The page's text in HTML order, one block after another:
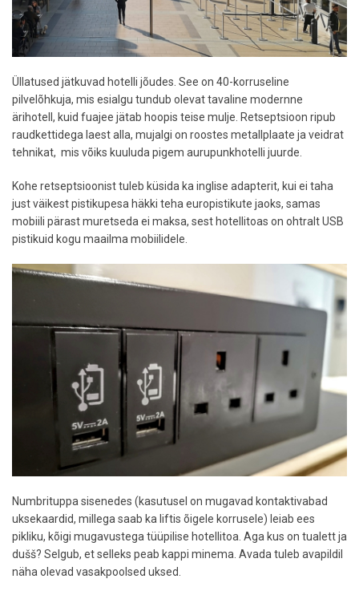
Üllatused jätkuvad hotelli jõudes. See on 40-korruseline
pilvelõhkuja, mis esialgu tundub olevat tavaline modernne
ärihotell, kuid fuajee jätab hoopis teise mulje. Retseptsioon ripub
raudkettidega laest alla, mujalgi on roostes metallplaate ja veidrat
tehnikat, mis võiks kuuluda pigem aurupunkhotelli juurde.
Kohe retseptsioonist tuleb küsida ka inglise adapterit, kui ei taha
just väikest pistikupesa häkki teha europistikute jaoks, samas
mobiili pärast muretseda ei maksa, sest hotellitoas on ohtralt USB
pistikuid kogu maailma mobiilidele.
Numbrituppa sisenedes (kasutusel on mugavad kontaktivabad
uksekaardid, millega saab ka liftis õigele korrusele) leiab ees
pikliku, kõigi mugavustega tüüpilise hotellitoa. Aga kus on tualett ja
dušš? Selgub, et selleks peab kappi minema. Avada tuleb avapildil
näha olevad vasakpoolsed uksed.